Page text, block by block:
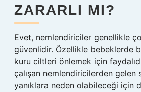
ZARARLI MI?
Evet, nemlendiriciler genellikle
güvenlidir. Özellikle bebeklerde
kuru ciltleri önlemek için
çalışan nemlendiricilerden gelen
yanıklara neden olabileceği için